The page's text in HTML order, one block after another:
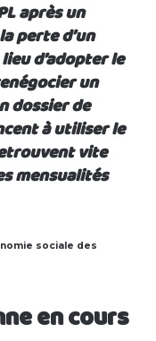
après un
perte d’un
d’adopter le
un
dossier de
à utiliser le
vite
mensualités
sociale des
en cours